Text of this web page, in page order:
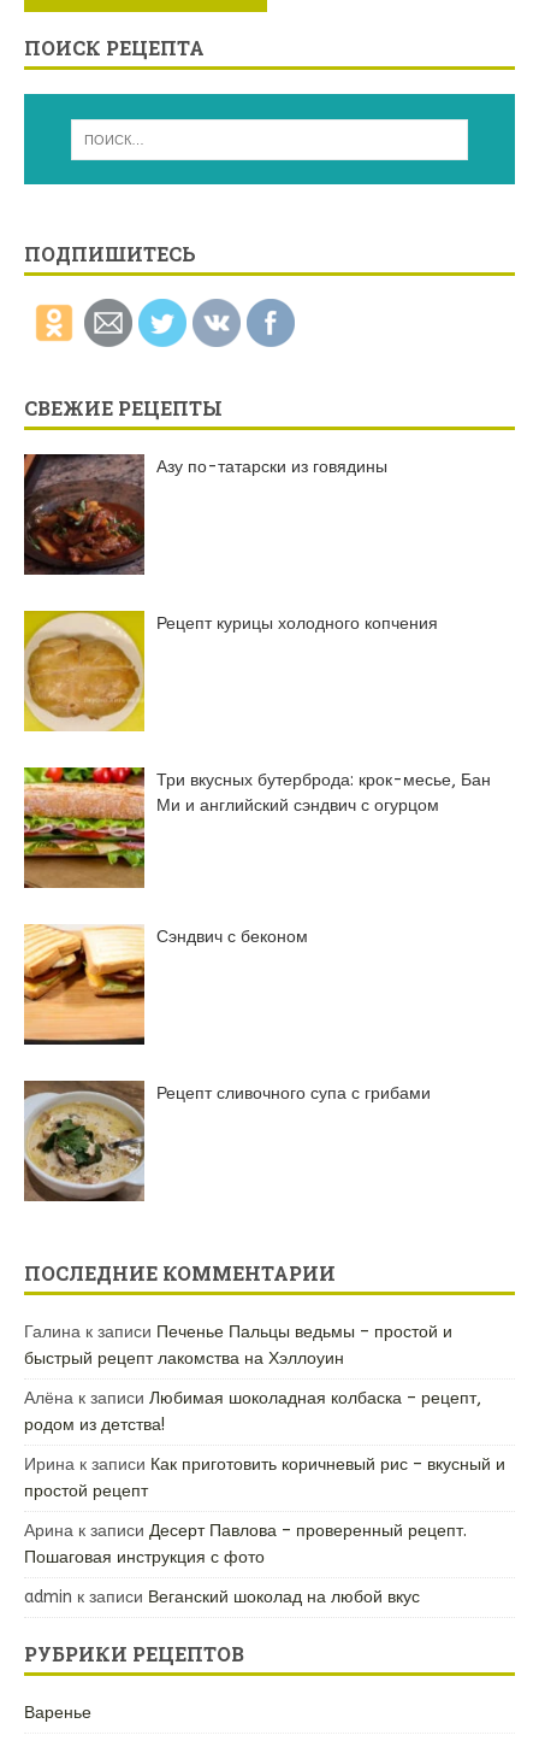
ПОИСК РЕЦЕПТА
ПОДПИШИТЕСЬ
СВЕЖИЕ РЕЦЕПТЫ
Азу по-татарски из говядины
Рецепт курицы холодного копчения
Три вкусных бутерброда: крок-месье, Бан
Ми и английский сэндвич с огурцом
Сэндвич с беконом
Рецепт сливочного супа с грибами
ПОСЛЕДНИЕ КОММЕНТАРИИ
Галина к записи Печенье Пальцы ведьмы – простой и
быстрый рецепт лакомства на Хэллоуин
Алёна к записи Любимая шоколадная колбаска – рецепт,
родом из детства!
Ирина к записи Как приготовить коричневый рис – вкусный и
простой рецепт
Арина к записи Десерт Павлова – проверенный рецепт.
Пошаговая инструкция с фото
admin к записи Веганский шоколад на любой вкус
РУБРИКИ РЕЦЕПТОВ
Варенье